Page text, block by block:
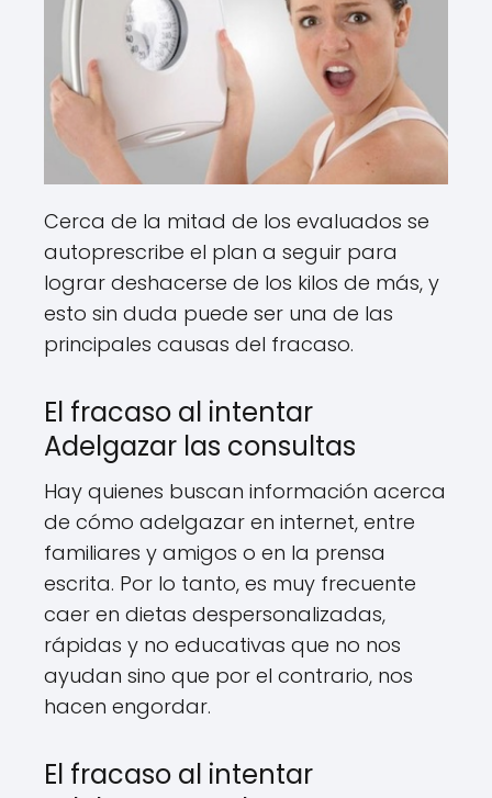
Cerca de la mitad de los evaluados se
autoprescribe el plan a seguir para
lograr deshacerse de los kilos de más, y
esto sin duda puede ser una de las
principales causas del fracaso.
El fracaso al intentar
Adelgazar las consultas
Hay quienes buscan información acerca
de cómo adelgazar en internet, entre
familiares y amigos o en la prensa
escrita. Por lo tanto, es muy frecuente
caer en dietas despersonalizadas,
rápidas y no educativas que no nos
ayudan sino que por el contrario, nos
hacen engordar.
El fracaso al intentar